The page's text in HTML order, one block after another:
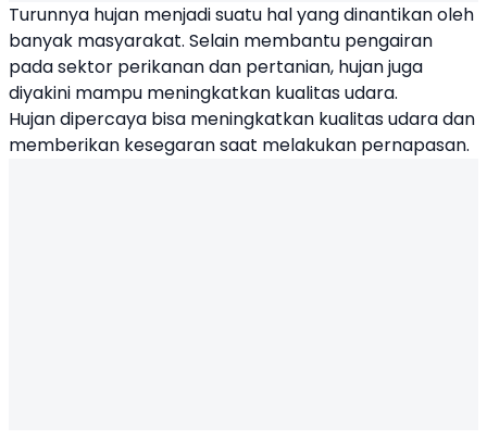
Turunnya hujan menjadi suatu hal yang dinantikan oleh
banyak masyarakat. Selain membantu pengairan
pada sektor perikanan dan pertanian, hujan juga
diyakini mampu meningkatkan kualitas udara.
Hujan dipercaya bisa meningkatkan kualitas udara dan
memberikan kesegaran saat melakukan pernapasan.